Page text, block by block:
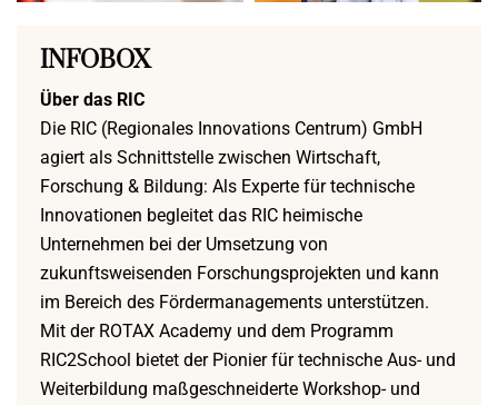
INFOBOX
Über das RIC
Die RIC (Regionales Innovations Centrum) GmbH
agiert als Schnittstelle zwischen Wirtschaft,
Forschung & Bildung: Als Experte für technische
Innovationen begleitet das RIC heimische
Unternehmen bei der Umsetzung von
zukunftsweisenden Forschungsprojekten und kann
im Bereich des Fördermanagements unterstützen.
Mit der ROTAX Academy und dem Programm
RIC2School bietet der Pionier für technische Aus- und
Weiterbildung maßgeschneiderte Workshop- und